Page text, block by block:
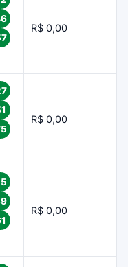
R$ 0,00
R$ 0,00
R$ 0,00